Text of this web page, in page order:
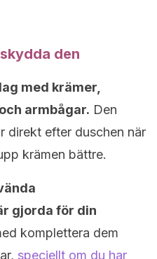
den
med krämer,
armbågar. Den
direkt efter duschen när
krämen bättre.
gjorda för din
komplettera dem
speciellt om du har